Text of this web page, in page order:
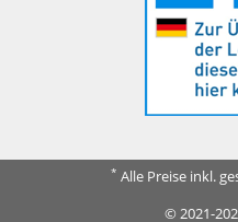
* Alle Preise inkl.
© 2021-